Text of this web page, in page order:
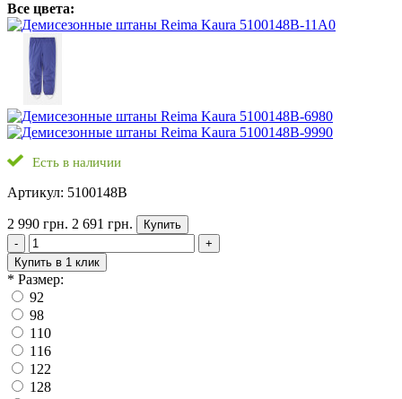
Все цвета:
Есть в наличии
Артикул: 5100148B
2 990 грн. 2 691 грн.
Купить
-
+
Купить в 1 клик
* Размер:
92
98
110
116
122
128